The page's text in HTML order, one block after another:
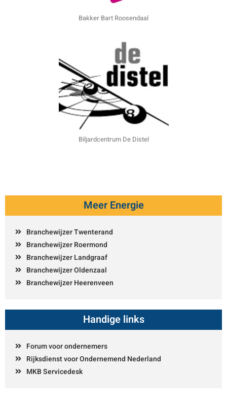
Bakker Bart Roosendaal
Biljardcentrum De Distel
Meer Energie
Branchewijzer Twenterand
Branchewijzer Roermond
Branchewijzer Landgraaf
Branchewijzer Oldenzaal
Branchewijzer Heerenveen
Handige links
Forum voor ondernemers
Rijksdienst voor Ondernemend Nederland
MKB Servicedesk